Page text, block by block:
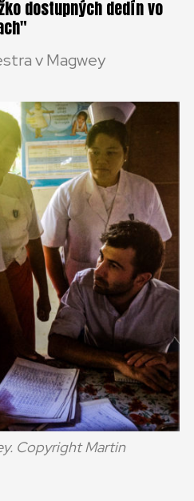
dostupných dedín vo
v Magwey
Copyright Martin